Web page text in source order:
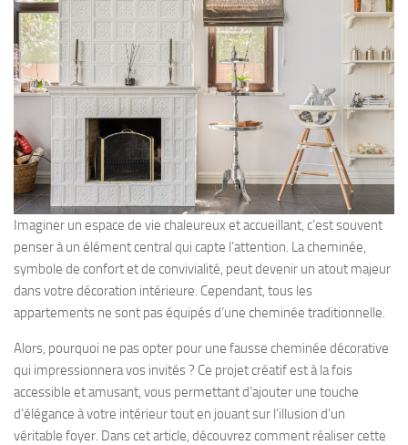
Imaginer un espace de vie chaleureux et accueillant, c’est souvent
penser à un élément central qui capte l’attention. La cheminée,
symbole de confort et de convivialité, peut devenir un atout majeur
dans votre décoration intérieure. Cependant, tous les
appartements ne sont pas équipés d’une cheminée traditionnelle.
Alors, pourquoi ne pas opter pour une fausse cheminée décorative
qui impressionnera vos invités ? Ce projet créatif est à la fois
accessible et amusant, vous permettant d’ajouter une touche
d’élégance à votre intérieur tout en jouant sur l’illusion d’un
véritable foyer. Dans cet article, découvrez comment réaliser cette